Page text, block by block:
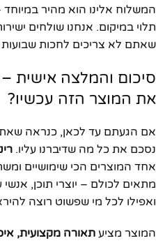
תלוי במיקום. אנחנו שולחים
שאתם לא צריכים לחכות שבועות
סיכום והמלצה אישית
את המוצר הזה עכשיו?
אם הגעתם עד לכאן, כנראה
נסכם את כל מה שדיברנו עליו.
אחד המוצרים הכי שימושיים
מתאים לכולם – יוצרי תוכן,
ואפילו לכל מי שפשוט רוצה
המוצר מציעתאורה מקצועית,